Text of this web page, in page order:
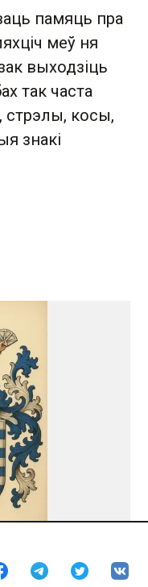
памяць пра
меў ня
выходзіць
так часта
стрэлы, косы,
знакі